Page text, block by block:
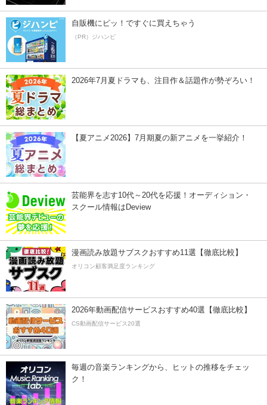
自販機にピッ！ですぐに買えちゃう
（PR）ジハンピ
2026年7月夏ドラマも、注目作＆話題作が勢ぞろい！
【夏アニメ2026】7月期夏の新アニメを一挙紹介！
芸能界を志す10代～20代を応援！オーディション・
スクール情報はDeview
漫画読み放題サブスクおすすめ11選【徹底比較】
オリコン顧客満足度ランキング
2026年動画配信サービスおすすめ40選【徹底比較】
CS動画配信サービス20選
毎週の音楽ランキングから、ヒットの推移をチェッ
ク！